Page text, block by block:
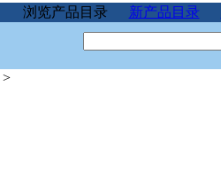
浏览产品目录 新产品目录
>